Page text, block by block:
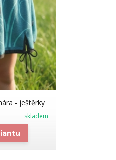
- ještěrky
skladem